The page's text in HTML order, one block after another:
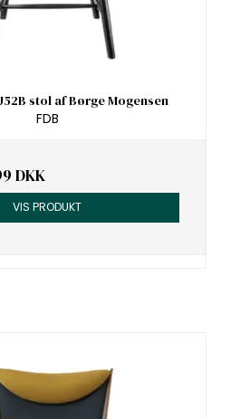
stol af Børge Mogensen
FDB
DKK
VIS PRODUKT